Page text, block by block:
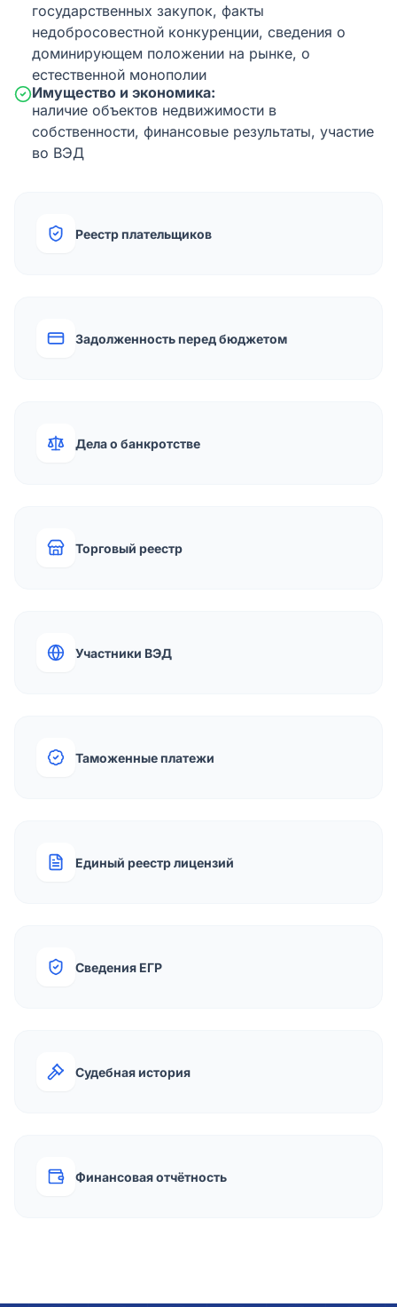
государственных закупок, факты
недобросовестной конкуренции, сведения о
доминирующем положении на рынке, о
естественной монополии
Имущество и экономика:
наличие объектов недвижимости в
собственности, финансовые результаты, участие
во ВЭД
Реестр плательщиков
Задолженность перед бюджетом
Дела о банкротстве
Торговый реестр
Участники ВЭД
Таможенные платежи
Единый реестр лицензий
Сведения ЕГР
Судебная история
Финансовая отчётность